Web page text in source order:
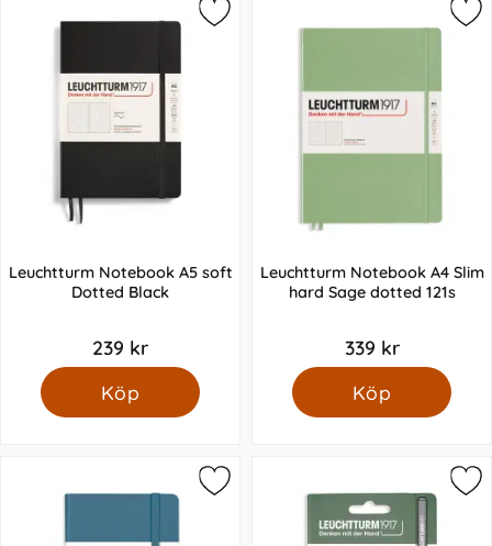
Leuchtturm Notebook A5 soft
Dotted Black
239 kr
Köp
Leuchtturm Notebook A4 Slim
hard Sage dotted 121s
339 kr
Köp